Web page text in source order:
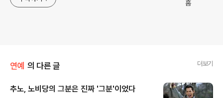
연예 의 다른 글 더보기
추노, 노비당의 그분은 진짜 '그분'이었다